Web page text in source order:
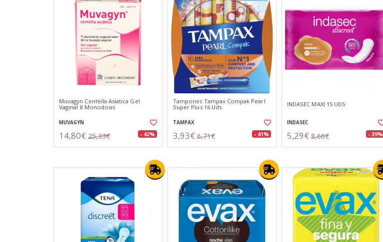
Muvagyn Centella Asiatica Gel
Vaginal 8 Monodosis
MUVAGYN
14,80€ 25,33€ - 42%
Tampones Tampax Compak Pearl
Super Plus 16 Uds
TAMPAX
3,93€ 6,71€ - 41%
INDASEC MAXI 15 UDS
INDASEC
5,29€ 8,66€ - 39%